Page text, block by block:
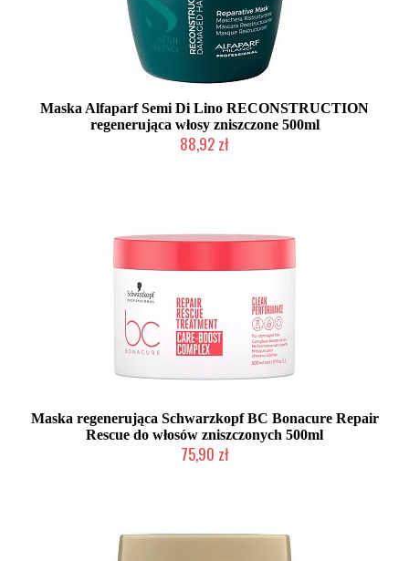
Maska Alfaparf Semi Di Lino RECONSTRUCTION
regenerująca włosy zniszczone 500ml
88,92 zł
Maska regenerująca Schwarzkopf BC Bonacure Repair
Rescue do włosów zniszczonych 500ml
75,90 zł